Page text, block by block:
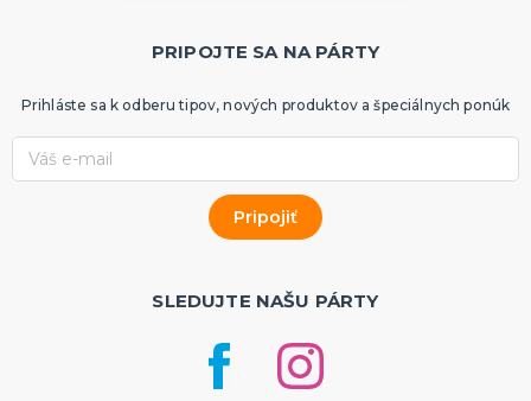
PRIPOJTE SA NA PÁRTY
Prihláste sa k odberu tipov, nových produktov a špeciálnych ponúk
SLEDUJTE NAŠU PÁRTY